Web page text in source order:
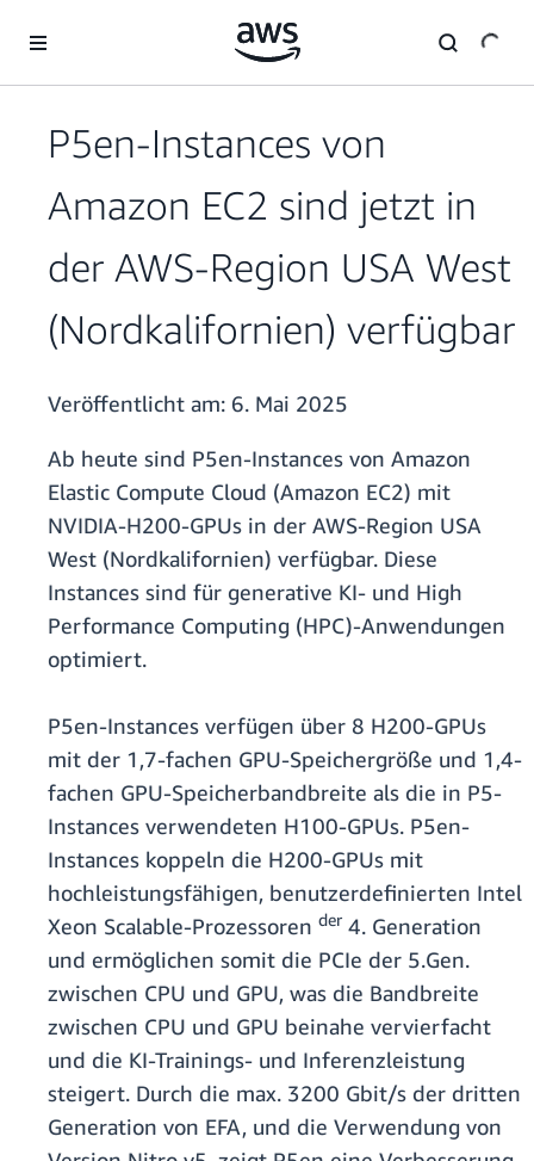
Überspringen zum Hauptinhalt
P5en-Instances von
Amazon EC2 sind jetzt in
der AWS-Region USA West
(Nordkalifornien) verfügbar
Veröffentlicht am: 6. Mai 2025
Ab heute sind P5en-Instances von Amazon
Elastic Compute Cloud (Amazon EC2) mit
NVIDIA-H200-GPUs in der AWS-Region USA
West (Nordkalifornien) verfügbar. Diese
Instances sind für generative KI- und High
Performance Computing (HPC)-Anwendungen
optimiert.
P5en-Instances verfügen über 8 H200-GPUs
mit der 1,7-fachen GPU-Speichergröße und 1,4-
fachen GPU-Speicherbandbreite als die in P5-
Instances verwendeten H100-GPUs. P5en-
Instances koppeln die H200-GPUs mit
hochleistungsfähigen, benutzerdefinierten Intel
Xeon Scalable-Prozessoren der 4. Generation
und ermöglichen somit die PCIe der 5.Gen.
zwischen CPU und GPU, was die Bandbreite
zwischen CPU und GPU beinahe vervierfacht
und die KI-Trainings- und Inferenzleistung
steigert. Durch die max. 3200 Gbit/s der dritten
Generation von EFA, und die Verwendung von